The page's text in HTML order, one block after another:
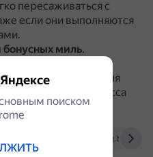
пересаживаться с
если они выполняются
бонусных миль.
мили на рейсах
и использовать их для
повышения класса
www.msq.by
поиском